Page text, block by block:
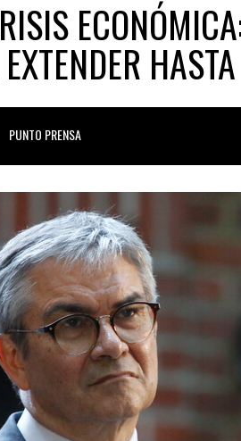
PUNTO PRENSA